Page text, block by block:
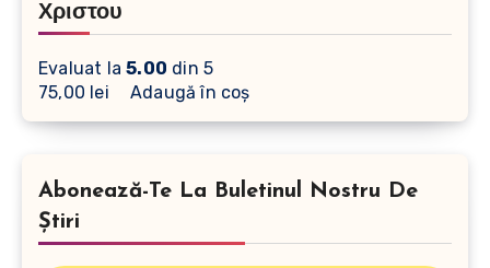
Χριστου
Evaluat la5.00 din 5
75,00 lei Adaugă în coș
Abonează-Te La Buletinul Nostru De
Știri